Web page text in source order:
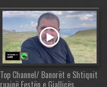
Top Channel/ Banorët e Shtiqnit
ruajnë Festën e Gjallicës,